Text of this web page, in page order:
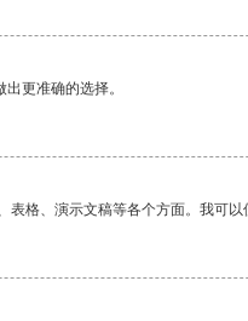
更准确的选择。
格、演示文稿等各个方面。我可以